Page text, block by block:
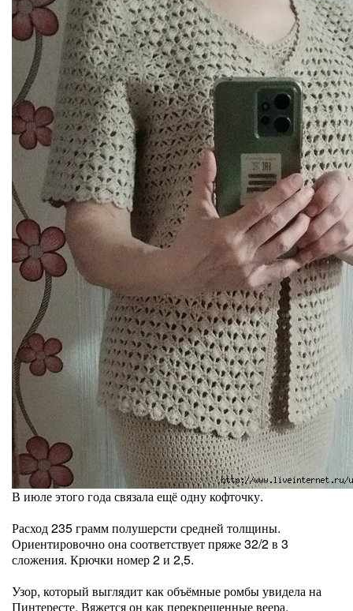
В июле этого года связала ещё одну кофточку.
Расход 235 грамм полушерсти средней толщины.
Ориентировочно она соответствует пряже 32/2 в 3
сложения. Крючки номер 2 и 2,5.
Узор, который выглядит как объёмные ромбы увидела на
Пинтересте. Вяжется он как перекрещенные веера.